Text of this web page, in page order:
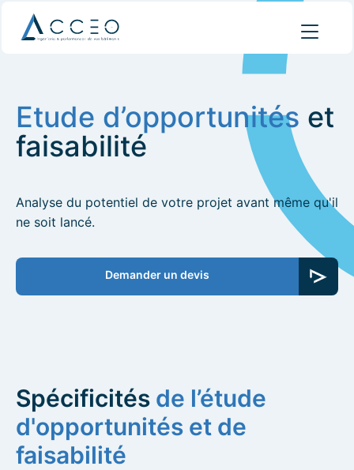
Etude d’opportunités et
faisabilité
Analyse du potentiel de votre projet avant même qu'il
ne soit lancé.
Demander un devis
Spécificités de l’étude
d'opportunités et de
faisabilité